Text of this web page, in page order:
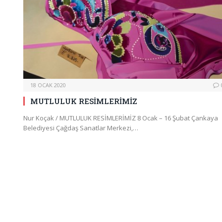
18 OCAK 2020
MUTLULUK RESİMLERİMİZ
Nur Koçak / MUTLULUK RESİMLERİMİZ 8 Ocak – 16 Şubat Çankaya
Belediyesi Çağdaş Sanatlar Merkezi,…